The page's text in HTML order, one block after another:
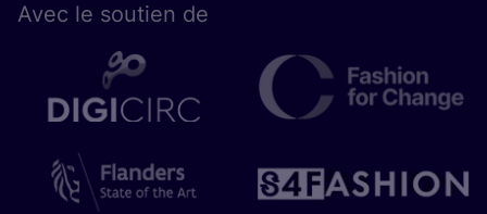
Avec le sou­tien de